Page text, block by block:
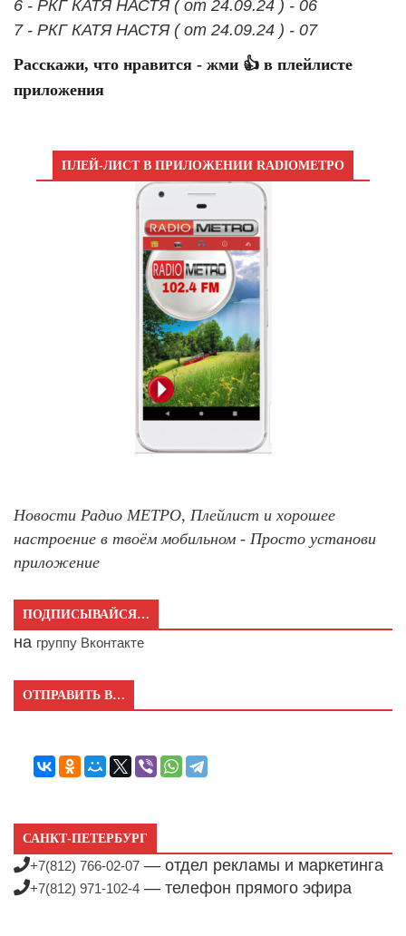
6 - РКГ КАТЯ НАСТЯ ( от 24.09.24 ) - 06
7 - РКГ КАТЯ НАСТЯ ( от 24.09.24 ) - 07
Расскажи, что нравится - жми 👍 в плейлисте
приложения
ПЛЕЙ-ЛИСТ В ПРИЛОЖЕНИИ RADIOМЕТРО
Новости Радио МЕТРО, Плейлист и хорошее
настроение в твоём мобильном - Просто установи
приложение
ПОДПИСЫВАЙСЯ…
на группу Вконтакте
ОТПРАВИТЬ В…
САНКТ-ПЕТЕРБУРГ
+7(812) 766-02-07 — отдел рекламы и маркетинга
+7(812) 971-102-4 — телефон прямого эфира